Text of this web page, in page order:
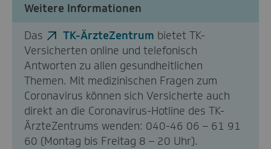
Weitere Informationen
Das
TK-Ärzte­Zentrum bietet TK-
Versicherten online und telefonisch
Antworten zu allen gesundheitlichen
Themen. Mit medizinischen Fragen zum
Coronavirus können sich Versicherte auch
direkt an die Coronavirus-Hotline des TK-
ÄrzteZentrums wenden: 040-46 06 – 61 91
60 (Montag bis Freitag 8 – 20 Uhr).